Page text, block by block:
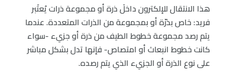
هذا الانتقال للإلكترون داخلَ ذرة أو مجموعة ذرات يُعتَبر
فريد: خاص بذرّة أو بمجموعة من الذرات المتعددة. عندما
يتم رصد مجموعة خطوط الطيف من ذرة أو جزيء -سواء
كانت خطوط انبعاث أو امتصاص- فإنها تدل بشكل مباشر
على نوع الذرة أو الجزيء الذي يتم رصده.